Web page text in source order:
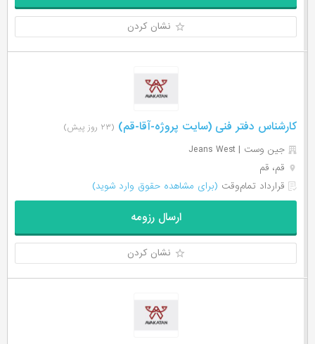
نشان کردن
کارشناس دفتر فنی (سایت پروژه-آقا-قم) (۲۳ روز پیش)
جین وست | Jeans West
قم، قم
قرارداد تمام‌وقت (برای مشاهده حقوق وارد شوید)
ارسال رزومه
نشان کردن